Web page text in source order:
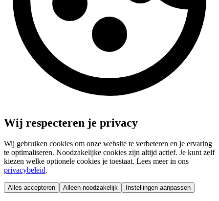
Wij respecteren je privacy
Wij gebruiken cookies om onze website te verbeteren en je ervaring
te optimaliseren. Noodzakelijke cookies zijn altijd actief. Je kunt zelf
kiezen welke optionele cookies je toestaat. Lees meer in ons
privacybeleid.
Alles accepteren Alleen noodzakelijk Instellingen aanpassen